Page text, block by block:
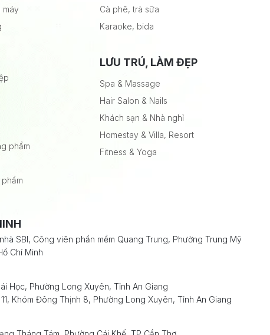
máy
phẩm
Cà phê, trà sữa
Karaoke, bida
LƯU TRÚ, LÀM ĐẸP
Spa & Massage
Hair Salon & Nails
Khách sạn & Nhà nghỉ
Homestay & Villa, Resort
Fitness & Yoga
SBI, Công viên phần mềm Quang Trung, Phường Trung Mỹ
Chí Minh
Học, Phường Long Xuyên, Tỉnh An Giang
Khóm Đông Thịnh 8, Phường Long Xuyên, Tỉnh An Giang